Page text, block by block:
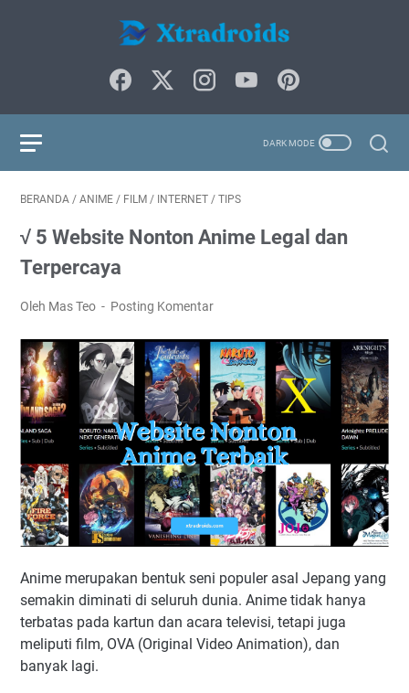
BERANDA / ANIME / FILM / INTERNET / TIPS
√ 5 Website Nonton Anime Legal dan
Terpercaya
Oleh Mas Teo Posting Komentar
Anime merupakan bentuk seni populer asal Jepang yang
semakin diminati di seluruh dunia. Anime tidak hanya
terbatas pada kartun dan acara televisi, tetapi juga
meliputi film, OVA (Original Video Animation), dan
banyak lagi.